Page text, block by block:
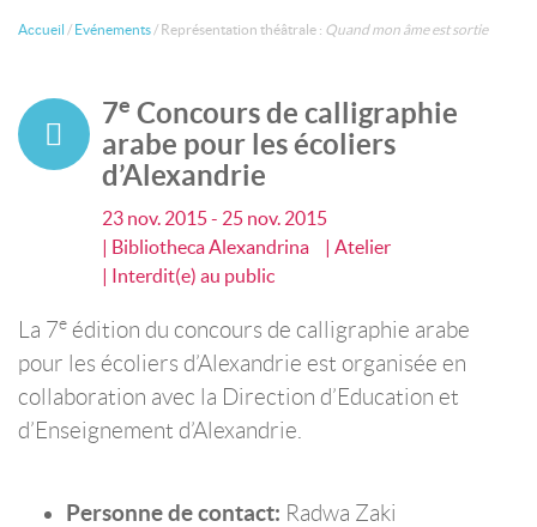
Accueil / Evénements / Représentation théâtrale : Quand mon âme est sortie
7e Concours de calligraphie
arabe pour les écoliers
d’Alexandrie
23 nov. 2015 - 25 nov. 2015
| Bibliotheca Alexandrina
| Atelier
| Interdit(e) au public
La 7e édition du concours de calligraphie arabe
pour les écoliers d’Alexandrie est organisée en
collaboration avec la Direction d’Education et
d’Enseignement d’Alexandrie.
Personne de contact: Radwa Zaki